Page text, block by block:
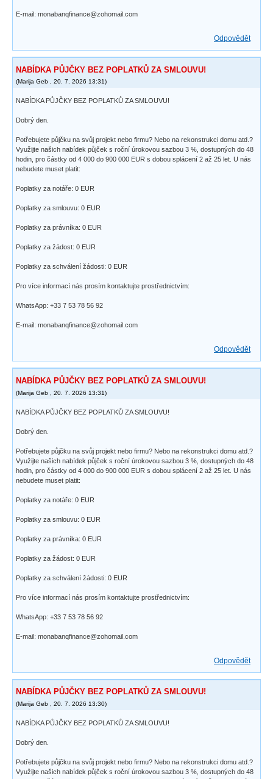
E-mail: monabanqfinance@zohomail.com
Odpovědět
NABÍDKA PŮJČKY BEZ POPLATKŮ ZA SMLOUVU!
(Marija Geb , 20. 7. 2026 13:31)
NABÍDKA PŮJČKY BEZ POPLATKŮ ZA SMLOUVU!
Dobrý den.
Potřebujete půjčku na svůj projekt nebo firmu? Nebo na rekonstrukci domu atd.?
Využijte našich nabídek půjček s roční úrokovou sazbou 3 %, dostupných do 48
hodin, pro částky od 4 000 do 900 000 EUR s dobou splácení 2 až 25 let. U nás
nebudete muset platit:
Poplatky za notáře: 0 EUR
Poplatky za smlouvu: 0 EUR
Poplatky za právníka: 0 EUR
Poplatky za žádost: 0 EUR
Poplatky za schválení žádosti: 0 EUR
Pro více informací nás prosím kontaktujte prostřednictvím:
WhatsApp: +33 7 53 78 56 92
E-mail: monabanqfinance@zohomail.com
Odpovědět
NABÍDKA PŮJČKY BEZ POPLATKŮ ZA SMLOUVU!
(Marija Geb 20. 7. 2026 13:31)
NABÍDKA PŮJČKY BEZ POPLATKŮ ZA SMLOUVU!
Dobrý den.
Potřebujete půjčku na svůj projekt nebo firmu? Nebo na rekonstrukci domu atd.?
Využijte našich nabídek půjček s roční úrokovou sazbou 3 %, dostupných do 48
hodin, pro částky od 4 000 do 900 000 EUR s dobou splácení 2 až 25 let. U nás
nebudete muset platit:
Poplatky za notáře: 0 EUR
Poplatky za smlouvu: 0 EUR
Poplatky za právníka: 0 EUR
Poplatky za žádost: 0 EUR
Poplatky za schválení žádosti: 0 EUR
Pro více informací nás prosím kontaktujte prostřednictvím:
WhatsApp: +33 7 53 78 56 92
E-mail: monabanqfinance@zohomail.com
Odpovědět
NABÍDKA PŮJČKY BEZ POPLATKŮ ZA SMLOUVU!
(Marija Geb 20. 7. 2026 13:30)
NABÍDKA PŮJČKY BEZ POPLATKŮ ZA SMLOUVU!
Dobrý den.
Potřebujete půjčku na svůj projekt nebo firmu? Nebo na rekonstrukci domu atd.?
Využijte našich nabídek půjček s roční úrokovou sazbou 3 %, dostupných do 48